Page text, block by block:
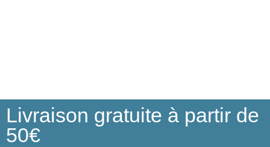
Livraison gratuite à partir de
50€